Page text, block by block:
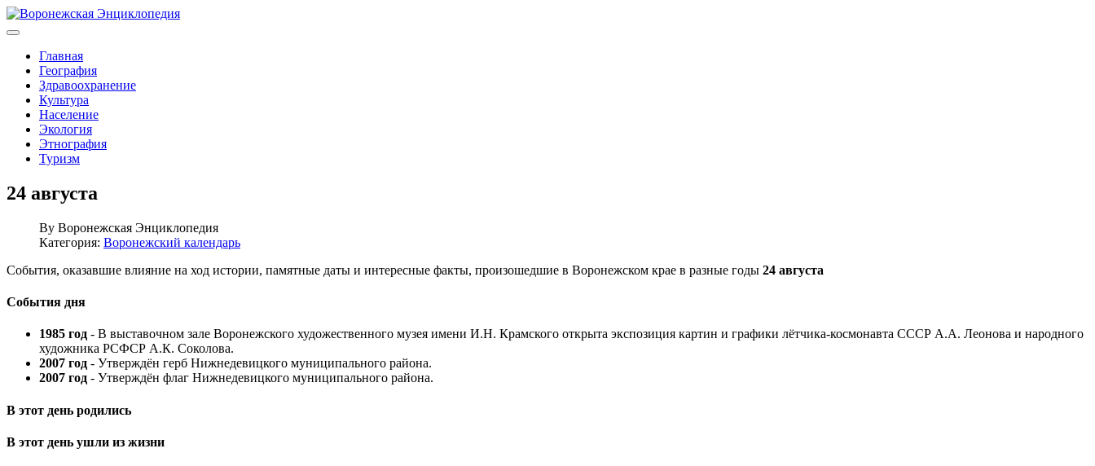
Главная
География
Здравоохранение
Культура
Население
Экология
Этнография
Туризм
24 августа
By Воронежская Энциклопедия
Категория: Воронежский календарь
События, оказавшие влияние на ход истории, памятные даты и интересные факты, произошедшие в Воронежском крае в разные годы 24 августа
События дня
1985 год - В выставочном зале Воронежского художественного музея имени И.Н. Крамского открыта экспозиция картин и графики лётчика-космонавта СССР А.А. Леонова и народного
художника РСФСР А.К. Соколова.
2007 год - Утверждён герб Нижнедевицкого муниципального района.
2007 год - Утверждён флаг Нижнедевицкого муниципального района.
В этот день родились
В этот день ушли из жизни